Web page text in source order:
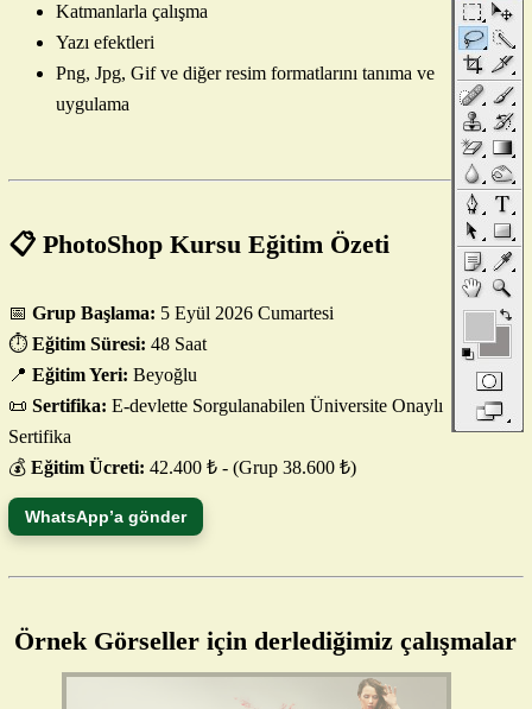
Katmanlarla çalışma
Yazı efektleri
Png, Jpg, Gif ve diğer resim formatlarını tanıma ve
uygulama
📋 PhotoShop Kursu Eğitim Özeti
📅 Grup Başlama: 5 Eyül 2026 Cumartesi
⏱️ Eğitim Süresi: 48 Saat
📍 Eğitim Yeri: Beyoğlu
📜 Sertifika: E-devlette Sorgulanabilen Üniversite Onaylı
Sertifika
💰 Eğitim Ücreti: 42.400 ₺ - (Grup 38.600 ₺)
WhatsApp’a gönder
Örnek Görseller için derlediğimiz çalışmalar